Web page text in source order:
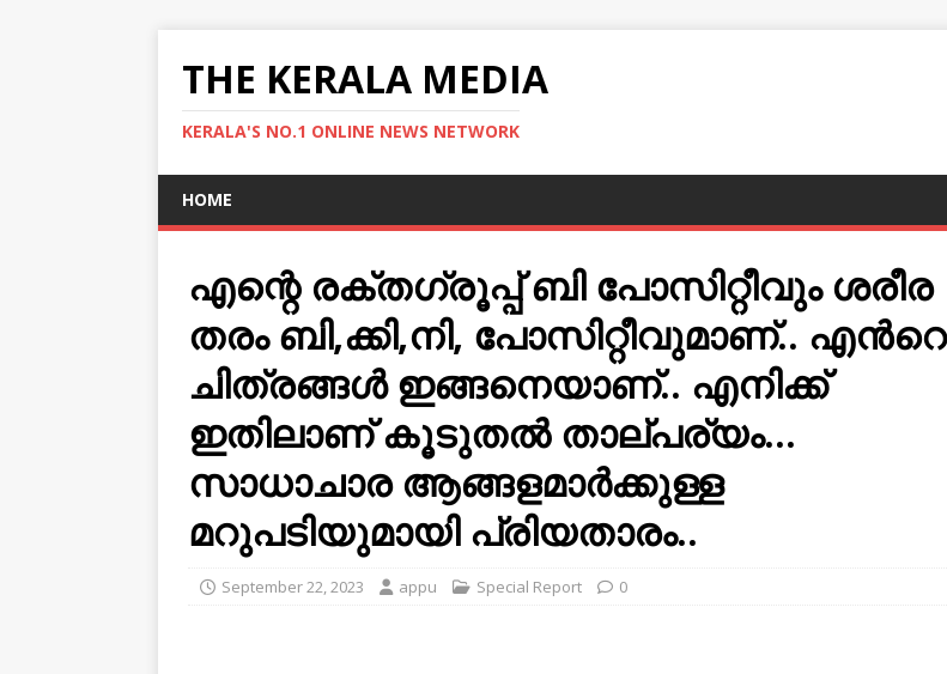
THE KERALA MEDIA
KERALA'S NO.1 ONLINE NEWS NETWORK
HOME
എന്റെ രക്തഗ്രൂപ്പ് ബി പോസിറ്റീവും ശരീര
തരം ബി,ക്കി,നി, പോസിറ്റീവുമാണ്.. എന്‍റെ
ചിത്രങ്ങള്‍ ഇങ്ങനെയാണ്.. എനിക്ക്
ഇതിലാണ് കൂടുതല്‍ താല്പര്യം…
സാധാചാര ആങ്ങളമാര്‍ക്കുള്ള
മറുപടിയുമായി പ്രിയതാരം..
September 22, 2023 appu Special Report 0